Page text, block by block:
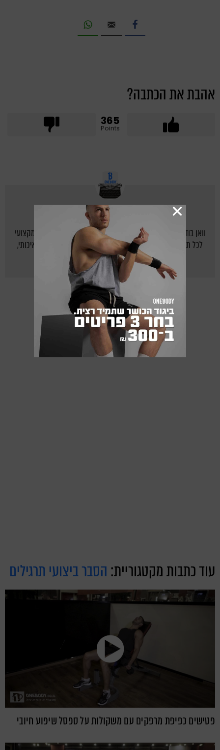
אהבת את הכתבה?
365
Points
ONEBODY.CO.IL
וואן בודי - אתר הכושר של ישראל: יוצרים לישראלים בית חם ומקצועי
לכל תחום הכושר, תזונה נכונה ואורח חיים בריא על ידי תוכן איכותי,
מקצועי, צעיר ומעניין.
עוד כתבות מקטגוריית: הסבר ביצועי תרגילים
פטישים כפיפת מרפקים עם משקולות על ספסל שיפוע חיובי